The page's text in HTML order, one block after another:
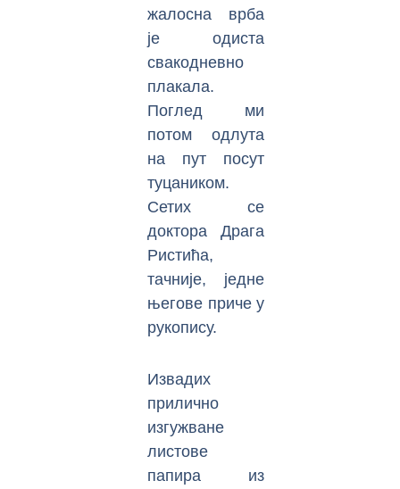
жалосна врба
је одиста
свакодневно
плакала.
Поглед ми
потом одлута
на пут посут
туцаником.
Сетих се
доктора Драга
Ристића,
тачније, једне
његове приче у
рукопису.
Извадих
прилично
изгужване
листове
папира из